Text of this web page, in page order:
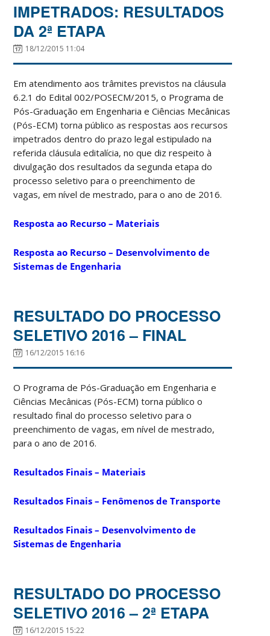
IMPETRADOS: RESULTADOS
DA 2ª ETAPA
18/12/2015 11:04
Em atendimento aos trâmites previstos na cláusula
6.2.1 do Edital 002/POSECM/2015, o Programa de
Pós-Graduação em Engenharia e Ciências Mecânicas
(Pós-ECM) torna público as respostas aos recursos
impetrados dentro do prazo legal estipulado na
referida cláusula editalícia, no que diz respeito à
divulgação dos resultados da segunda etapa do
processo seletivopara o preenchimento de
vagas, em nível de mestrado, para o ano de 2016.
Resposta ao Recurso – Materiais
Resposta ao Recurso – Desenvolvimento de
Sistemas de Engenharia
RESULTADO DO PROCESSO
SELETIVO 2016 – FINAL
16/12/2015 16:16
O Programa de Pós-Graduação em Engenharia e
Ciências Mecânicas (Pós-ECM) torna público o
resultado final do processo seletivopara o
preenchimento de vagas, em nível de mestrado,
para o ano de 2016.
Resultados Finais – Materiais
Resultados Finais – Fenômenos de Transporte
Resultados Finais – Desenvolvimento de
Sistemas de Engenharia
RESULTADO DO PROCESSO
SELETIVO 2016 – 2ª ETAPA
16/12/2015 15:22